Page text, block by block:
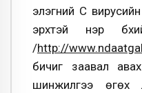
элэгний С
эрхтэй нэр
/http://
бичиг заавал
шинжилгээ өгөх